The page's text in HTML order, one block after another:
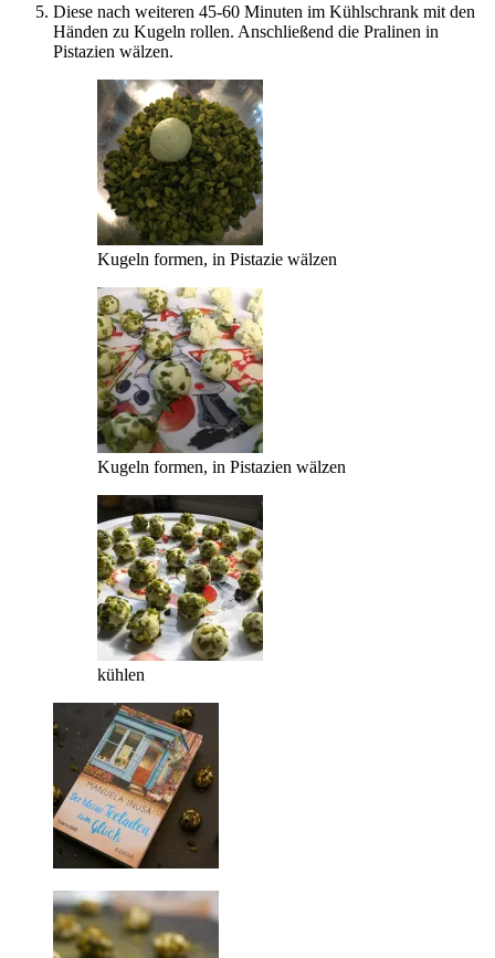
Diese nach weiteren 45-60 Minuten im Kühlschrank mit den
Händen zu Kugeln rollen. Anschließend die Pralinen in
Pistazien wälzen.
Kugeln formen, in Pistazie wälzen
Kugeln formen, in Pistazien wälzen
kühlen